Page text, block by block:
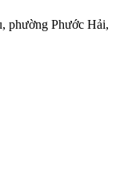
phường Phước Hải,